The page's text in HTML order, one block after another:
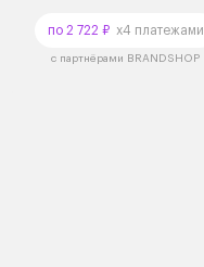
по 2 722 ₽x4 платежами
с партнёрами BRANDSHOP